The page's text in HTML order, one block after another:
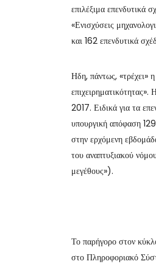
επιλέξιμα επενδυτικά
«Ενισχύσεις
και 162 επενδυτικά
Ηδη, πάντως, «τρέχει»
2017. Ειδικά για τα
υπουργική απόφαση
στην ερχόμενη
του αναπτυξιακού
μεγέθους»).
Το παρήγορο στον
στο Πληροφοριακό